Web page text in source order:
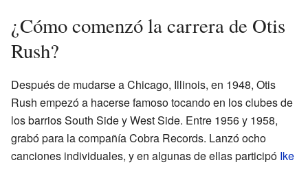
¿Cómo comenzó la carrera de Otis
Rush?
Después de mudarse a Chicago, Illinois, en 1948, Otis
Rush empezó a hacerse famoso tocando en los clubes de
los barrios South Side y West Side. Entre 1956 y 1958,
grabó para la compañía Cobra Records. Lanzó ocho
canciones individuales, y en algunas de ellas participó Ike